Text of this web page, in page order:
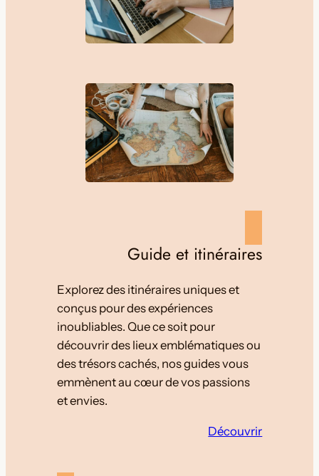
Guide et itinéraires
Explorez des itinéraires uniques et
conçus pour des expériences
inoubliables. Que ce soit pour
découvrir des lieux emblématiques ou
des trésors cachés, nos guides vous
emmènent au cœur de vos passions
et envies.
Découvrir